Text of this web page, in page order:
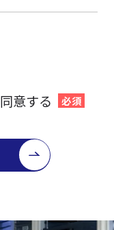
意する 必須